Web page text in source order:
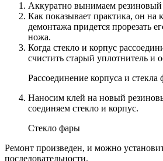
Аккуратно вынимаем резиновый
Как показывает практика, он на
демонтажа придется прорезать
ножа.
Когда стекло и корпус
счистить старый уплотнитель и
Рассоединение корпуса и стекла
Наносим клей на новый
соединяем стекло и корпус.
Стекло фары
Ремонт произведен, и можно
последовательности.